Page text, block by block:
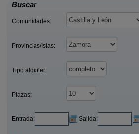
Buscar
Comunidades:
Provincias/Islas:
Tipo alquiler:
Plazas:
Entrada: Salida: